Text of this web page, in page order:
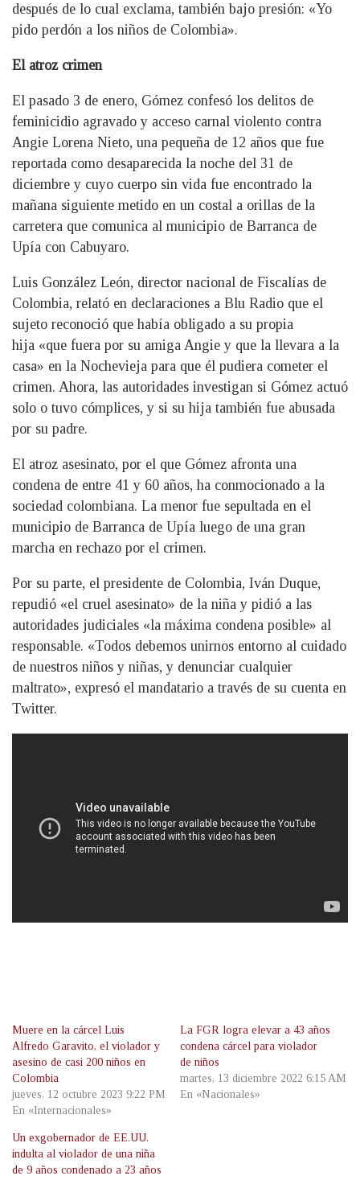
después de lo cual exclama, también bajo presión: «Yo
pido perdón a los niños de Colombia».
El atroz crimen
El pasado 3 de enero, Gómez confesó los delitos de
feminicidio agravado y acceso carnal violento contra
Angie Lorena Nieto, una pequeña de 12 años que fue
reportada como desaparecida la noche del 31 de
diciembre y cuyo cuerpo sin vida fue encontrado la
mañana siguiente metido en un costal a orillas de la
carretera que comunica al municipio de Barranca de
Upía con Cabuyaro.
Luis González León, director nacional de Fiscalías de
Colombia, relató en declaraciones a Blu Radio que el
sujeto reconoció que había obligado a su propia
hija «que fuera por su amiga Angie y que la llevara a la
casa» en la Nochevieja para que él pudiera cometer el
crimen. Ahora, las autoridades investigan si Gómez actuó
solo o tuvo cómplices, y si su hija también fue abusada
por su padre.
El atroz asesinato, por el que Gómez afronta una
condena de entre 41 y 60 años, ha conmocionado a la
sociedad colombiana. La menor fue sepultada en el
municipio de Barranca de Upía luego de una gran
marcha en rechazo por el crimen.
Por su parte, el presidente de Colombia, Iván Duque,
repudió «el cruel asesinato» de la niña y pidió a las
autoridades judiciales «la máxima condena posible» al
responsable. «Todos debemos unirnos entorno al cuidado
de nuestros niños y niñas, y denunciar cualquier
maltrato», expresó el mandatario a través de su cuenta en
Twitter.
Muere en la cárcel Luis
Alfredo Garavito, el violador y
asesino de casi 200 niños en
Colombia
jueves, 12 octubre 2023 9:22 PM
En «Internacionales»
La FGR logra elevar a 43 años
condena cárcel para violador
de niños
martes, 13 diciembre 2022 6:15 AM
En «Nacionales»
Un exgobernador de EE.UU.
indulta al violador de una niña
de 9 años condenado a 23 años